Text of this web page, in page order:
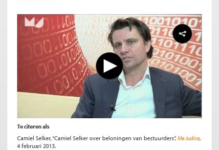
Te citeren als
Camiel Selker, “Camiel Selker over beloningen van bestuurders”, Me Judice,
4 februari 2013.